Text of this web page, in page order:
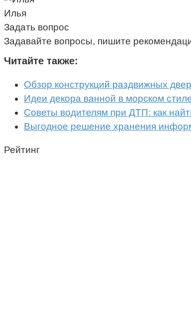
Илья
Задать вопрос
Задавайте вопросы, пишите
Читайте также:
Обзор конструкций раздвижных
Идеи декора ванной в морском
Советы водителям при ДТП: как
Выгодное решение хранения
Рейтинг